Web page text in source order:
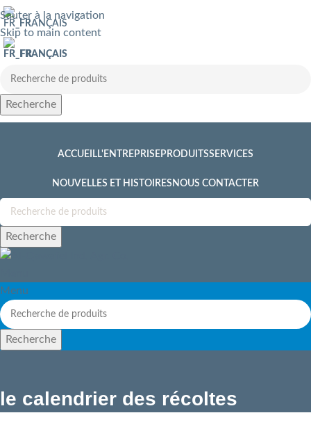
Sauter à la navigation
Skip to main content
FRANÇAIS
FRANÇAIS
Recherche
ACCUEIL L'ENTREPRISE PRODUITSSERVICES
NOUVELLES ET HISTOIRES NOUS CONTACTER
Recherche
Menu
Recherche
le calendrier des récoltes